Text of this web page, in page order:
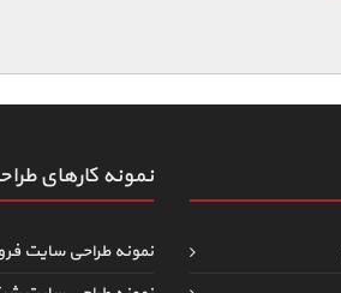
نمونه کارهای
نمونه طراحی سایت